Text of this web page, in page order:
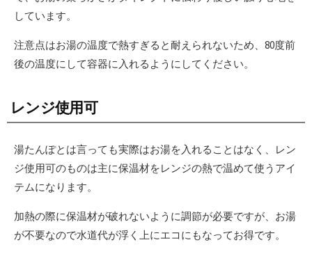
しています。
注意点はお湯の温度で熱すぎると耐えられないため、80度前
後の温度にして容器に入れるようにしてください。
レンジ使用可
湯たんぽとは言っても実際はお湯を入れることはなく、レン
ジ使用可のものは主に保温材をレンジの熱で温めて使うアイ
テムになります。
加熱の際に保温材が破れないように調節が必要ですが、お湯
が不要なので水道代が浮く上にエコにもなってお得です。